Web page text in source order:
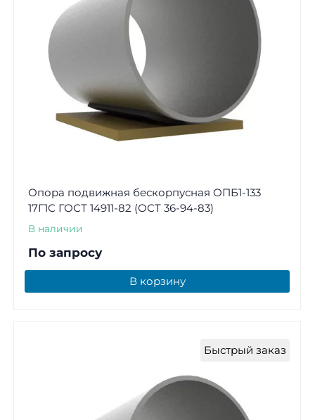
Опора подвижная бескорпусная ОПБ1-133
17Г1С ГОСТ 14911-82 (ОСТ 36-94-83)
В наличии
По запросу
В корзину
Быстрый заказ